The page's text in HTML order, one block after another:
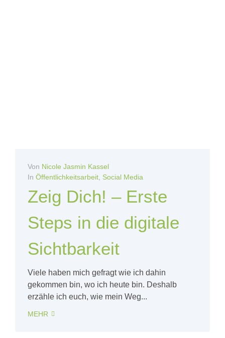
Von Nicole Jasmin Kassel
In Öffentlichkeitsarbeit, Social Media
Zeig Dich! – Erste
Steps in die digitale
Sichtbarkeit
Viele haben mich gefragt wie ich dahin
gekommen bin, wo ich heute bin. Deshalb
erzähle ich euch, wie mein Weg...
MEHR